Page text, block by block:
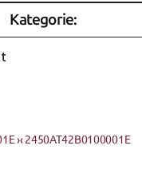
Kategorie:
›‹ 2450AT42B0100001E